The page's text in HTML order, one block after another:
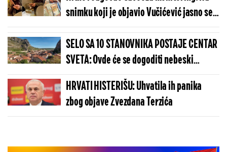
snimku koji je objavio Vučićević jasno se
vidi da osoba barata hiljadama evra...
SELO SA 10 STANOVNIKA POSTAJE CENTAR
SVETA: Ovde će se dogoditi nebeski
spektakl koji se čeka više od 100 godina
HRVATI HISTERIŠU: Uhvatila ih panika
zbog objave Zvezdana Terzića